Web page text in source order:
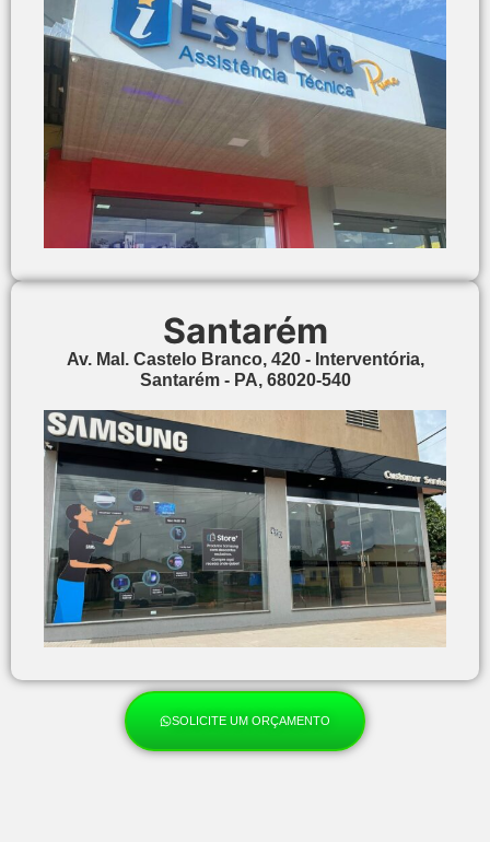
Santarém
Av. Mal. Castelo Branco, 420 - Interventória,
Santarém - PA, 68020-540
SOLICITE UM ORÇAMENTO